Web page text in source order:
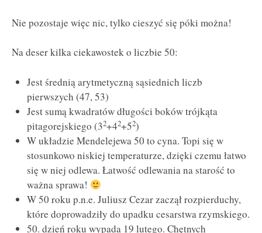
Nie pozostaje więc nic, tylko cieszyć się póki można!
Na deser kilka ciekawostek o liczbie 50:
Jest średnią arytmetyczną sąsiednich liczb
pierwszych (47, 53)
Jest sumą kwadratów długości boków trójkąta
pitagorejskiego (32+42+52)
W układzie Mendelejewa 50 to cyna. Topi się w
stosunkowo niskiej temperaturze, dzięki czemu łatwo
się w niej odlewa. Łatwość odlewania na starość to
ważna sprawa!
W 50 roku p.n.e. Juliusz Cezar zaczął rozpierduchy,
które doprowadziły do upadku cesarstwa rzymskiego.
50. dzień roku wypada 19 lutego. Chętnych